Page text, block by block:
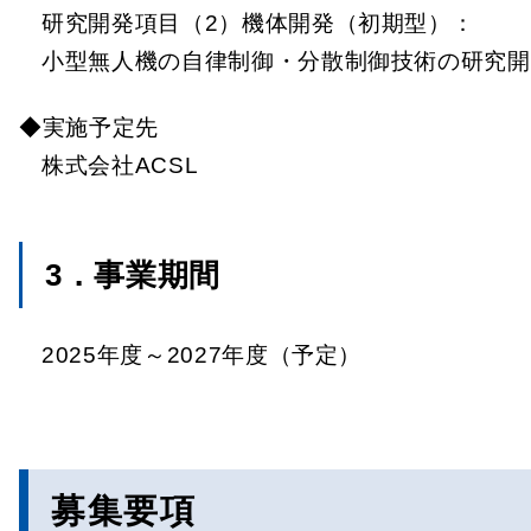
研究開発項目（2）機体開発（初期型）：
⼩型無⼈機の⾃律制御・分散制御技術の研究
◆実施予定先
株式会社ACSL
3．事業期間
2025年度～2027年度（予定）
募集要項